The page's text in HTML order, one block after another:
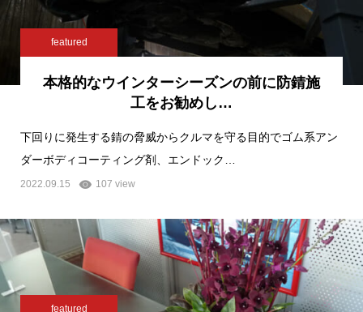
featured
本格的なウインターシーズンの前に防錆施
工をお勧めし…
下回りに発生する錆の脅威からクルマを守る目的でゴム系アン
ダーボディコーティング剤、エンドック…
2022.09.15 107 view
featured